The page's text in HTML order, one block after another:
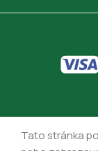
Tato stránka